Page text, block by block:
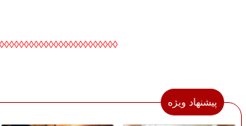
◊◊◊◊◊◊◊◊◊◊◊◊◊◊◊◊◊◊◊◊◊◊◊◊
پیشنهاد ویژه